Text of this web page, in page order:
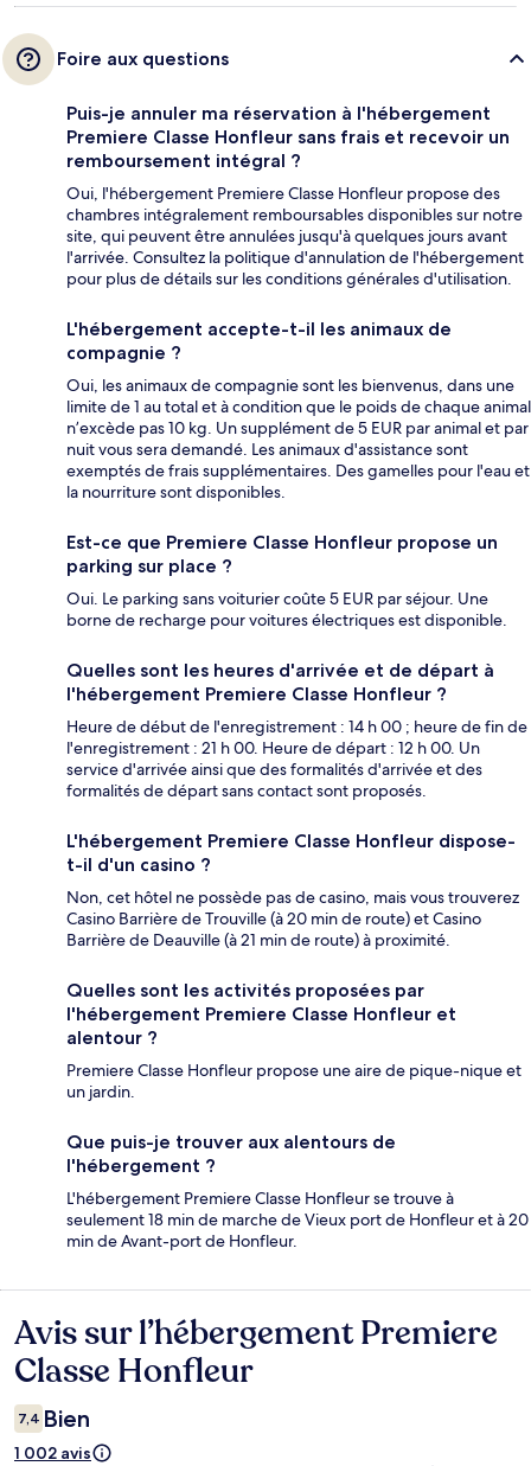
Foire aux questions
Puis-je annuler ma réservation à l'hébergement
Premiere Classe Honfleur sans frais et recevoir un
remboursement intégral ?
Oui, l'hébergement Premiere Classe Honfleur propose des
chambres intégralement remboursables disponibles sur notre
site, qui peuvent être annulées jusqu'à quelques jours avant
l'arrivée. Consultez la politique d'annulation de l'hébergement
pour plus de détails sur les conditions générales d'utilisation.
L'hébergement accepte-t-il les animaux de
compagnie ?
Oui, les animaux de compagnie sont les bienvenus, dans une
limite de 1 au total et à condition que le poids de chaque animal
n’excède pas 10 kg. Un supplément de 5 EUR par animal et par
nuit vous sera demandé. Les animaux d'assistance sont
exemptés de frais supplémentaires. Des gamelles pour l'eau et
la nourriture sont disponibles.
Est-ce que Premiere Classe Honfleur propose un
parking sur place ?
Oui. Le parking sans voiturier coûte 5 EUR par séjour. Une
borne de recharge pour voitures électriques est disponible.
Quelles sont les heures d'arrivée et de départ à
l'hébergement Premiere Classe Honfleur ?
Heure de début de l'enregistrement : 14 h 00 ; heure de fin de
l'enregistrement : 21 h 00. Heure de départ : 12 h 00. Un
service d'arrivée ainsi que des formalités d'arrivée et des
formalités de départ sans contact sont proposés.
L'hébergement Premiere Classe Honfleur dispose-
t-il d'un casino ?
Non, cet hôtel ne possède pas de casino, mais vous trouverez
Casino Barrière de Trouville (à 20 min de route) et Casino
Barrière de Deauville (à 21 min de route) à proximité.
Quelles sont les activités proposées par
l'hébergement Premiere Classe Honfleur et
alentour ?
Premiere Classe Honfleur propose une aire de pique-nique et
un jardin.
Que puis-je trouver aux alentours de
l'hébergement ?
L'hébergement Premiere Classe Honfleur se trouve à
seulement 18 min de marche de Vieux port de Honfleur et à 20
min de Avant-port de Honfleur.
Avis
Avis sur l’hébergement Premiere
Classe Honfleur
7,4 Bien
1 002 avis